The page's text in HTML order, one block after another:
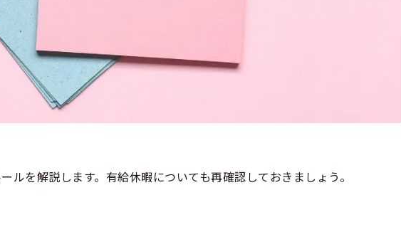
ルを解説します。有給休暇についても再確認しておきましょう。